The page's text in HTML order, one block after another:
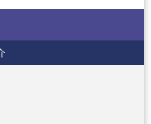
イエンス学部）
デザイン学部・メディア学